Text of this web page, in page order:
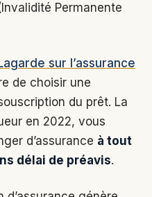
Permanente
sur l’assurance
de choisir une
du prêt. La
en 2022, vous
d’assurance à tout
délai de préavis.